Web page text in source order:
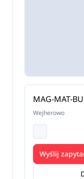
MAG-MAT-
Wejherowo
Wyślij